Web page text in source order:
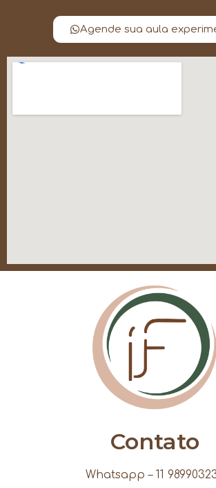
Agende sua aula
Contato
Whatsapp – 11